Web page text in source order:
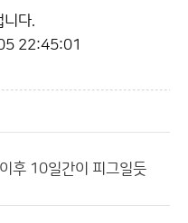
니다.
22:45:01
후 10일간이 피그일듯